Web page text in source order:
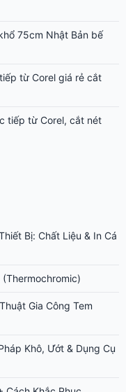
75cm Nhật Bản bế
từ Corel giá rẻ cắt
tiếp từ Corel, cắt nét
Bị: Chất Liệu & In Cá
Gia Công Tem
Khô, Ướt & Dụng Cụ